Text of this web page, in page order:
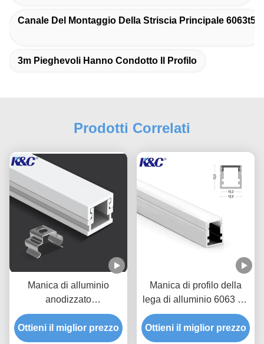
Canale Del Montaggio Della Striscia Principale 6063t5
3m Pieghevoli Hanno Condotto Il Profilo
Prodotti Correlati
Manica di alluminio
anodizzato
dell'estrusione di profilo
della piccola striscia del
LED
Ottieni il miglior prezzo
Manica di profilo della
lega di alluminio 6063 T5
LED con la copertura del
diffusore del PC
Ottieni il miglior prezzo